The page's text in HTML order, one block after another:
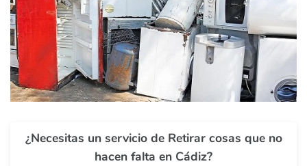
¿Necesitas un servicio de Retirar cosas que no
hacen falta en Cádiz?